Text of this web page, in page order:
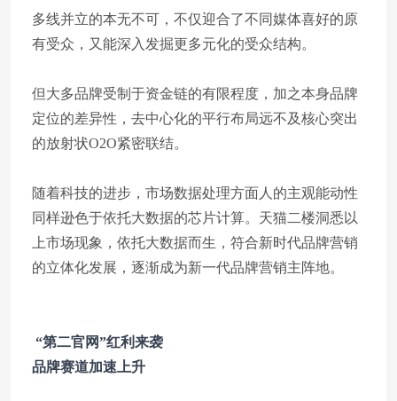
多线并立的本无不可，不仅迎合了不同媒体喜好的原
有受众，又能深入发掘更多元化的受众结构。
但大多品牌受制于资金链的有限程度，加之本身品牌
定位的差异性，去中心化的平行布局远不及核心突出
的放射状O2O紧密联结。
随着科技的进步，市场数据处理方面人的主观能动性
同样逊色于依托大数据的芯片计算。天猫二楼洞悉以
上市场现象，依托大数据而生，符合新时代品牌营销
的立体化发展，逐渐成为新一代品牌营销主阵地。
“第二官网”红利来袭
品牌赛道加速上升